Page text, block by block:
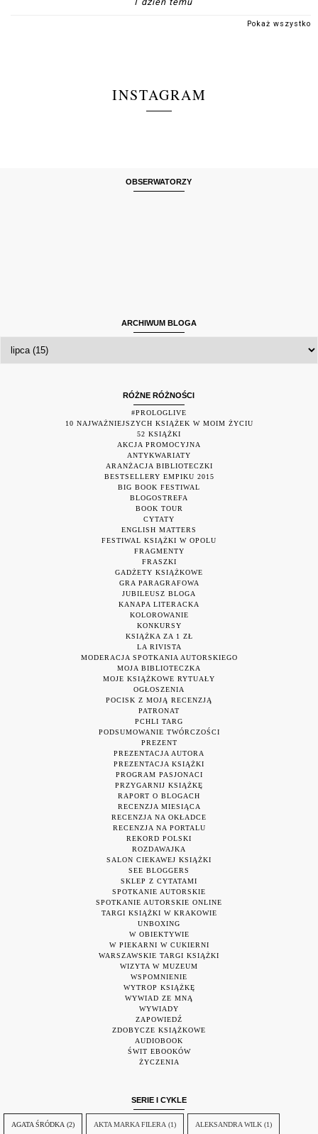
Pokaż wszystko
INSTAGRAM
OBSERWATORZY
ARCHIWUM BLOGA
RÓŻNE RÓŻNOŚCI
#PROLOGLIVE
10 NAJWAŻNIEJSZYCH KSIĄŻEK W MOIM ŻYCIU
52 KSIĄŻKI
AKCJA PROMOCYJNA
ANTYKWARIATY
ARANŻACJA BIBLIOTECZKI
BESTSELLERY EMPIKU 2015
BIG BOOK FESTIWAL
BLOGOSTREFA
BOOK TOUR
CYTATY
ENGLISH MATTERS
FESTIWAL KSIĄŻKI W OPOLU
FRAGMENTY
FRASZKI
GADŻETY KSIĄŻKOWE
GRA PARAGRAFOWA
JUBILEUSZ BLOGA
KANAPA LITERACKA
KOLOROWANIE
KONKURSY
KSIĄŻKA ZA 1 ZŁ
LA RIVISTA
MODERACJA SPOTKANIA AUTORSKIEGO
MOJA BIBLIOTECZKA
MOJE KSIĄŻKOWE RYTUAŁY
OGŁOSZENIA
POCISK Z MOJĄ RECENZJĄ
PATRONAT
PCHLI TARG
PODSUMOWANIE TWÓRCZOŚCI
PREZENT
PREZENTACJA AUTORA
PREZENTACJA KSIĄŻKI
PROGRAM PASJONACI
PRZYGARNIJ KSIĄŻKĘ
RAPORT O BLOGACH
RECENZJA MIESIĄCA
RECENZJA NA OKŁADCE
RECENZJA NA PORTALU
REKORD POLSKI
ROZDAWAJKA
SALON CIEKAWEJ KSIĄŻKI
SEE BLOGGERS
SKLEP Z CYTATAMI
SPOTKANIE AUTORSKIE
SPOTKANIE AUTORSKIE ONLINE
TARGI KSIĄŻKI W KRAKOWIE
UNBOXING
W OBIEKTYWIE
W PIEKARNI W CUKIERNI
WARSZAWSKIE TARGI KSIĄŻKI
WIZYTA W MUZEUM
WSPOMNIENIE
WYTROP KSIĄŻKĘ
WYWIAD ZE MNĄ
WYWIADY
ZAPOWIEDŹ
ZDOBYCZE KSIĄŻKOWE
AUDIOBOOK
ŚWIT EBOOKÓW
ŻYCZENIA
SERIE I CYKLE
AGATA ŚRÓDKA (2) AKTA MARKA FILERA (1) ALEKSANDRA WILK (1)